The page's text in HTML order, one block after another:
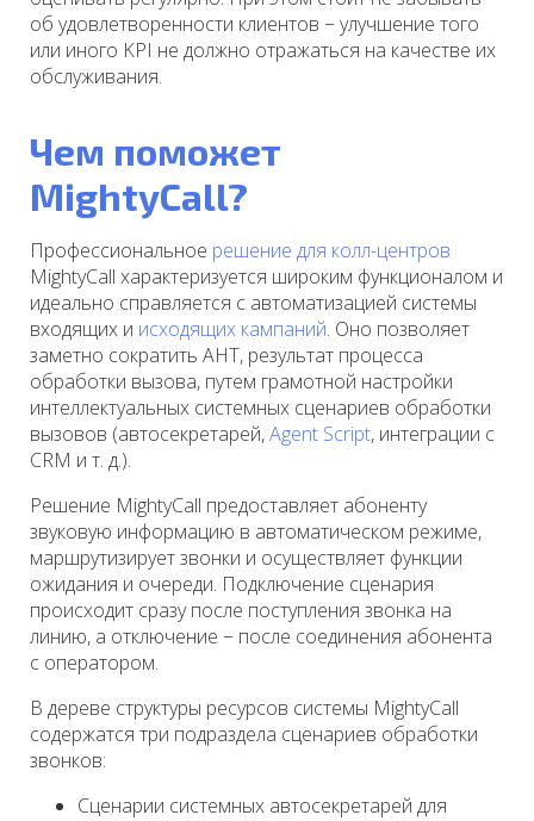
об удовлетворенности клиентов − улучшение того
или иного KPI не должно отражаться на качестве их
обслуживания.
Чем поможет
MightyCall?
Профессиональное решение для колл-центров
MightyCall характеризуется широким функционалом и
идеально справляется с автоматизацией системы
входящих и исходящих кампаний. Оно позволяет
заметно сократить AHT, результат процесса
обработки вызова, путем грамотной настройки
интеллектуальных системных сценариев обработки
вызовов (автосекретарей,Agent Script, интеграции с
CRM и т. д.).
Решение MightyCall предоставляет абоненту
звуковую информацию в автоматическом режиме,
маршрутизирует звонки и осуществляет функции
ожидания и очереди. Подключение сценария
происходит сразу после поступления звонка на
линию, а отключение − после соединения абонента
с оператором.
В дереве структуры ресурсов системы MightyCall
содержатся три подраздела сценариев обработки
звонков:
Сценарии системных автосекретарей для